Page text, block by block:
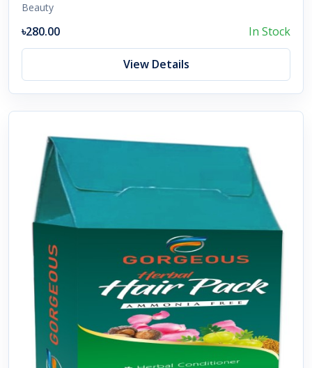
Beauty
৳280.00 In Stock
View Details